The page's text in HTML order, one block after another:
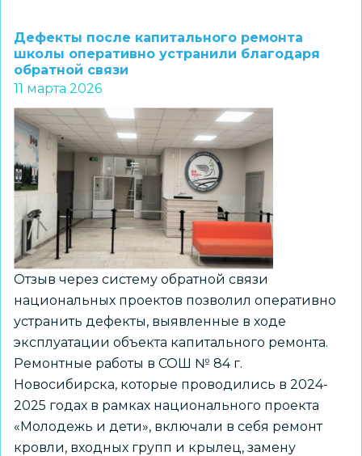
завоевали
первые
на
итоговом
этапе
чемпионата
«Профессионалы»
в
рамках
нацпроекта
Дефекты после капитального ремонта
школы оперативно устранили благодаря
обратной связи
11 марта 2026
Отзыв через систему обратной связи
национальных проектов позволил оперативно
устранить дефекты, выявленные в ходе
эксплуатации объекта капитального ремонта.
Ремонтные работы в СОШ № 84 г.
Новосибирска, которые проводились в 2024-
2025 годах в рамках национального проекта
«Молодежь и дети», включали в себя ремонт
кровли, входных групп и крылец, замену